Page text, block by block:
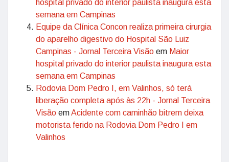
hospital privado do interior paulista inaugura esta
semana em Campinas
Equipe da Clínica Concon realiza primeira cirurgia
do aparelho digestivo do Hospital São Luiz
Campinas - Jornal Terceira Visão em Maior
hospital privado do interior paulista inaugura esta
semana em Campinas
Rodovia Dom Pedro I, em Valinhos, só terá
liberação completa após às 22h - Jornal Terceira
Visão emAcidente com caminhão bitrem deixa
motorista ferido na Rodovia Dom Pedro I em
Valinhos